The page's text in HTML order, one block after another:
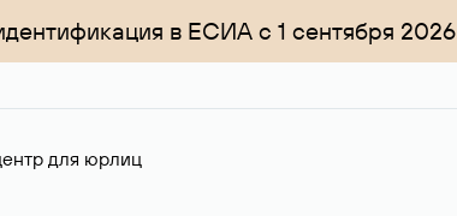
в ЕСИА с 1 сентября 2026
для юрлиц